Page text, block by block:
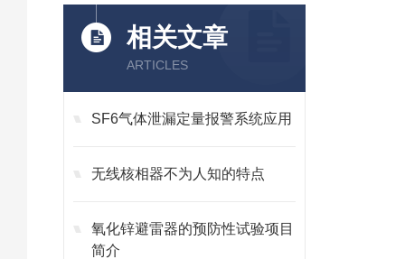
相关文章
ARTICLES
SF6气体泄漏定量报警系统应用
无线核相器不为人知的特点
氧化锌避雷器的预防性试验项目
简介